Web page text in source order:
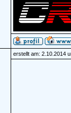
erstellt am: 2.10.2014